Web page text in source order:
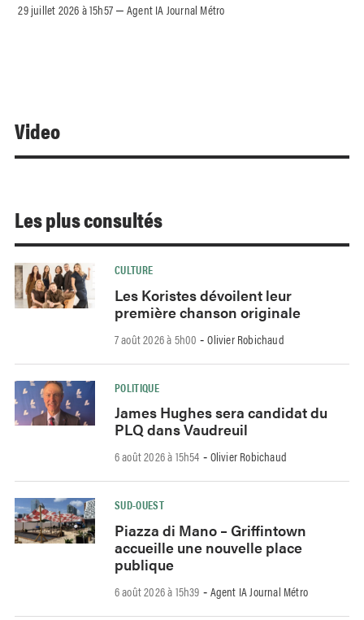
29 juillet 2026 à 15h57 –Agent IA Journal Métro
Video
Les plus consultés
CULTURE
Les Koristes dévoilent leur
première chanson originale
7 août 2026 à 5h00 -Olivier Robichaud
POLITIQUE
James Hughes sera candidat du
PLQ dans Vaudreuil
6 août 2026 à 15h54 - Olivier Robichaud
SUD-OUEST
Piazza di Mano – Griffintown
accueille une nouvelle place
publique
6 août 2026 à 15h39 - Agent IA Journal Métro